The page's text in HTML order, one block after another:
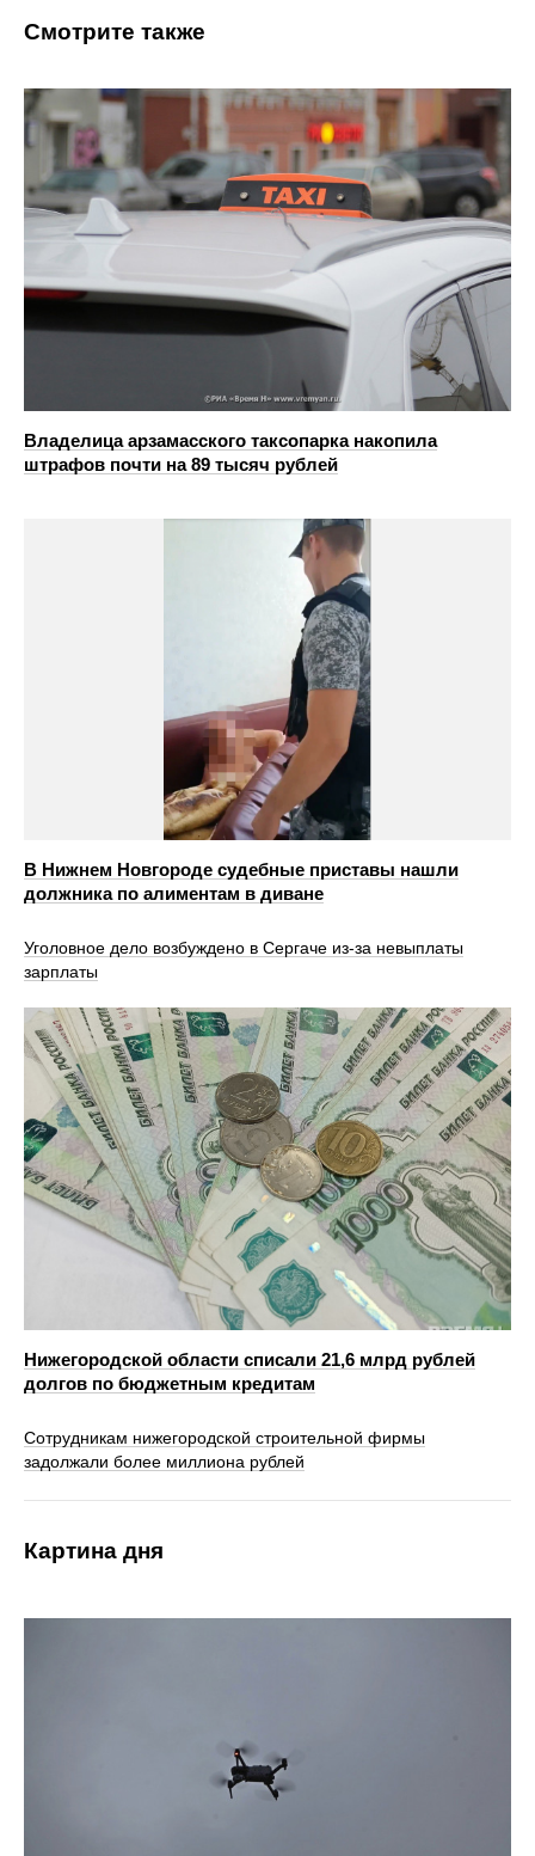
Смотрите также
Владелица арзамасского таксопарка накопила
штрафов почти на 89 тысяч рублей
В Нижнем Новгороде судебные приставы нашли
должника по алиментам в диване
Уголовное дело возбуждено в Сергаче из-за невыплаты
зарплаты
Нижегородской области списали 21,6 млрд рублей
долгов по бюджетным кредитам
Сотрудникам нижегородской строительной фирмы
задолжали более миллиона рублей
Картина дня